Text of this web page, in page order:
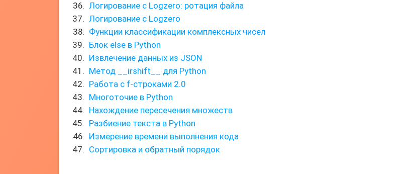
Логирование с Logzero: ротация файла
Логирование с Logzero
Функции классификации комплексных чисел
Блок else в Python
Извлечение данных из JSON
Метод __irshift__ для Python
Работа с f-строками 2.0
Многоточие в Python
Нахождение пересечения множеств
Разбиение текста в Python
Измерение времени выполнения кода
Сортировка и обратный порядок